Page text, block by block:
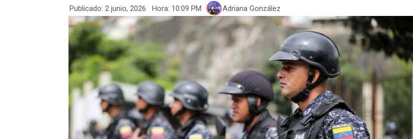
Publicado: 2 junio, 2026 Hora: 10:09 PM Adriana González